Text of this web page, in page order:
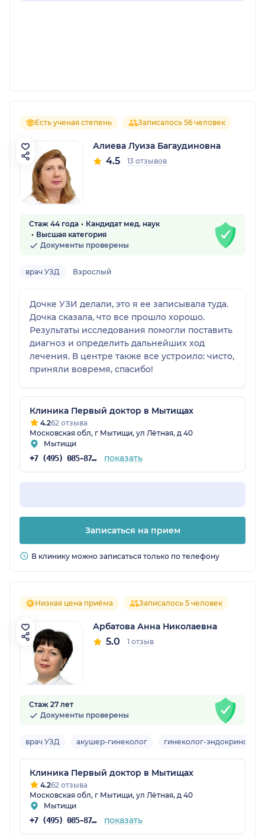
Есть ученая степень Записалось 56 человек
Алиева Луиза Багаудиновна
4.5 13 отзывов
Стаж 44 года
Кандидат мед. наук
Высшая категория
Документы проверены
врач УЗД Взрослый
Дочке УЗИ делали, это я ее записывала туда.
Дочка сказала, что все прошло хорошо.
Результаты исследования помогли поставить
диагноз и определить дальнейших ход
лечения. В центре также все устроило: чисто,
приняли вовремя, спасибо!
Клиника Первый доктор в Мытищах
4.262 отзыва
Московская обл, г Мытищи, ул Лётная, д 40
Мытищи
+7 (495) 085-87-25 показать
Записаться на прием
В клинику можно записаться только по телефону
Низкая цена приёма Записалось 5 человек
Арбатова Анна Николаевна
5.0 1 отзыв
Стаж 27 лет
Документы проверены
врач УЗД акушер-гинеколог гинеколог-эндокринолог
Клиника Первый доктор в Мытищах
4.262 отзыва
Московская обл, г Мытищи, ул Лётная, д 40
Мытищи
+7 (495) 085-87-25 показать